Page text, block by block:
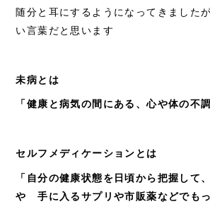
随分と耳にするようになってきました
い言葉だと思います
未病とは
「健康と病気の間にある、心や体の不
セルフメディケーションとは
「自分の健康状態を日頃から把握して
や 手に入るサプリや市販薬などでも